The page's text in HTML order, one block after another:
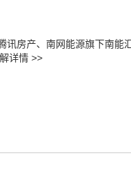
讯房产、南网能源旗下南能
详情 >>